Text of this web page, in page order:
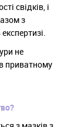
свідків, і
з
не
приватному